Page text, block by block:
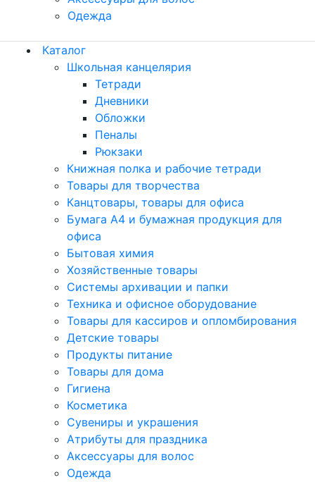
Одежда
Каталог
Школьная канцелярия
Тетради
Дневники
Обложки
Пеналы
Рюкзаки
Книжная полка и рабочие тетради
Товары для творчества
Канцтовары, товары для офиса
Бумага А4 и бумажная продукция для
офиса
Бытовая химия
Хозяйственные товары
Системы архивации и папки
Техника и офисное оборудование
Товары для кассиров и опломбирования
Детские товары
Продукты питание
Товары для дома
Гигиена
Косметика
Сувениры и украшения
Атрибуты для праздника
Аксеcсуары для волос
Одежда